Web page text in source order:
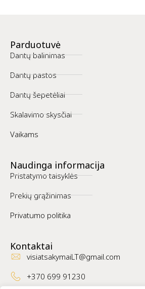
Parduotuvė
Dantų balinimas
Dantų pastos
Dantų šepetėliai
Skalavimo skysčiai
Vaikams
Naudinga informacija
Pristatymo taisyklės
Prekių grąžinimas
Privatumo politika
Kontaktai
visiatsakymaiLT@gmail.com
+370 699 91230